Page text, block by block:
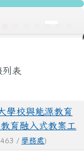
列表
學校與能源教育
育融入式教案工
/ 學務處)